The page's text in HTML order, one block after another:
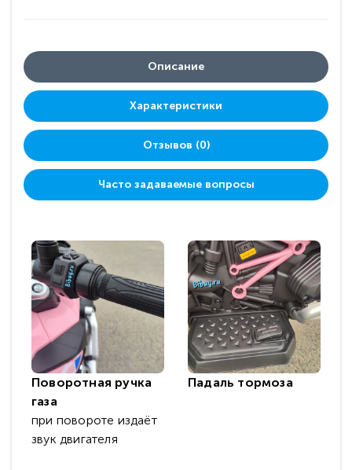
Описание
Характеристики
Отзывов (0)
Часто задаваемые вопросы
Поворотная ручка
газа
при повороте издаёт
звук двигателя
Падаль тормоза